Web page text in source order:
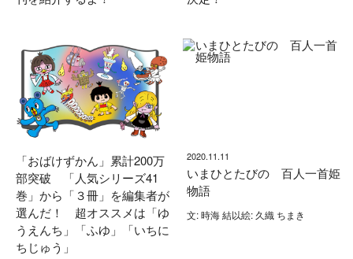
「おばけずかん」累計200万
部突破 「人気シリーズ41
巻」から「３冊」を編集者が
選んだ！ 超オススメは「ゆ
うえんち」「ふゆ」「いちに
ちじゅう」
2020.11.11
いまひとたびの 百人一首姫
物語
文: 時海 結以絵: 久織 ちまき